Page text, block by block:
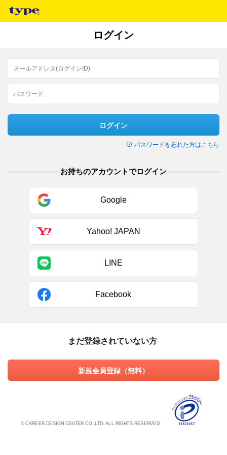
ログイン
ログイン
パスワードを忘れた方はこちら
お持ちのアカウントでログイン
Google
Yahoo! JAPAN
LINE
Facebook
まだ登録されていない方
新規会員登録（無料）
© CAREER DESIGN CENTER CO.,LTD. ALL RIGHTS RESERVED